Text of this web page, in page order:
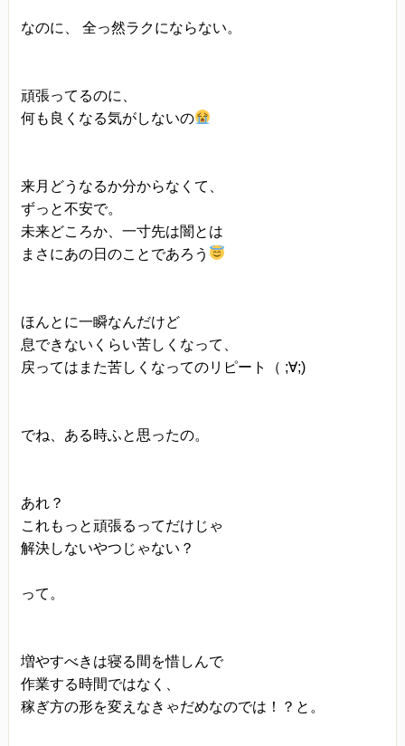
なのに、 全っ然ラクにならない。
頑張ってるのに、
何も良くなる気がしないの
来月どうなるか分からなくて、
ずっと不安で。
未来どころか、一寸先は闇とは
まさにあの日のことであろう
ほんとに一瞬なんだけど
息できないくらい苦しくなって、
戻ってはまた苦しくなってのリピート（ ;∀;)
でね、ある時ふと思ったの。
あれ？
これもっと頑張るってだけじゃ
解決しないやつじゃない？
って。
増やすべきは寝る間を惜しんで
作業する時間ではなく、
稼ぎ方の形を変えなきゃだめなのでは！？と。